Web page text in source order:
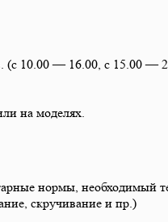
(с 10.00 — 16.00, с 15.00 —
на моделях.
нормы,
скручивание и пр.)